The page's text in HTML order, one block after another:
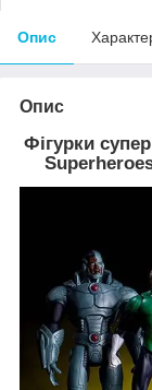
Опис
Опис
Фігурки